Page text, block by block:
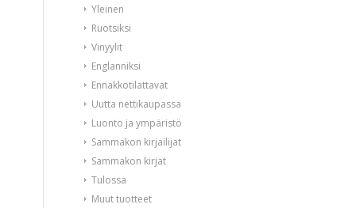
Yleinen
Ruotsiksi
Vinyylit
Englanniksi
Ennakkotilattavat
Uutta nettikaupassa
Luonto ja ympäristö
Sammakon kirjailijat
Sammakon kirjat
Tulossa
Muut tuotteet